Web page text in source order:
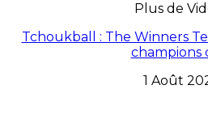
Plus de
Tchoukball : The Winners
champions
1 Août